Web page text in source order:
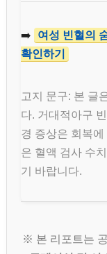
➡️
여성 빈혈의
확인하기
고지 문구: 본 글
다. 거대적아구
경 증상은 회복
은 혈액 검사 수
기 바랍니다.
※ 본 리포트는